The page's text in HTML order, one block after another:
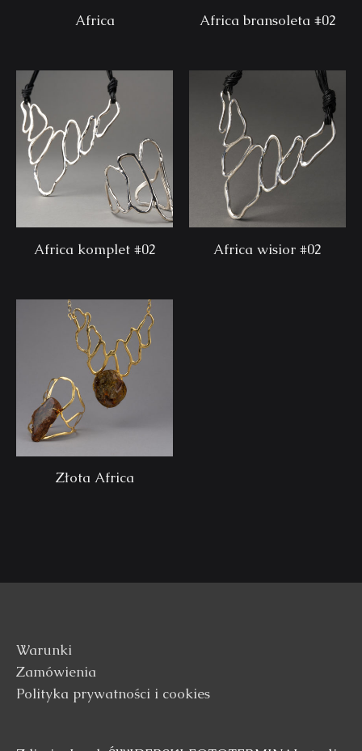
Africa Africa bransoleta #02
Africa komplet #02 Africa wisior #02
Złota Africa
Warunki
Zamówienia
Polityka prywatności i cookies